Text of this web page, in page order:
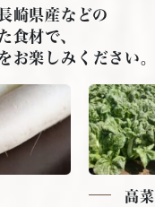
崎県産などの
食材で、
お楽しみください。
高菜